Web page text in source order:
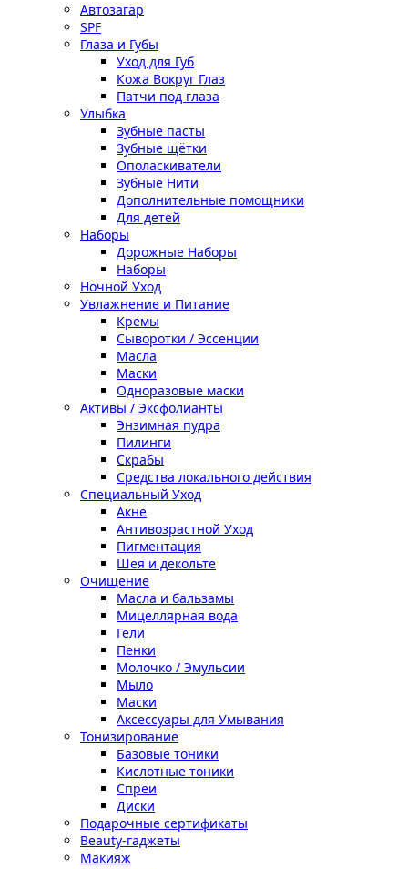
Автозагар
SPF
Глаза и Губы
Уход для Губ
Кожа Вокруг Глаз
Патчи под глаза
Улыбка
Зубные пасты
Зубные щётки
Ополаскиватели
Зубные Нити
Дополнительные помощники
Для детей
Наборы
Дорожные Наборы
Наборы
Ночной Уход
Увлажнение и Питание
Кремы
Сыворотки / Эссенции
Масла
Маски
Одноразовые маски
Активы / Эксфолианты
Энзимная пудра
Пилинги
Скрабы
Средства локального действия
Специальный Уход
Акне
Антивозрастной Уход
Пигментация
Шея и декольте
Очищение
Масла и бальзамы
Мицеллярная вода
Гели
Пенки
Молочко / Эмульсии
Мыло
Маски
Аксессуары для Умывания
Тонизирование
Базовые тоники
Кислотные тоники
Спреи
Диски
Подарочные сертификаты
Beauty-гаджеты
Макияж